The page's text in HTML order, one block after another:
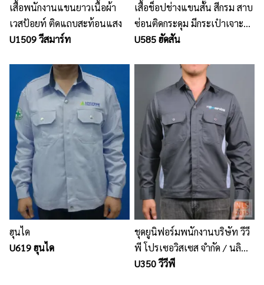
เสื้อพนักงานแขนยาวเนื้อผ้า
เวสป้อยท์ ติดแถบสะท้อนแสง
U1509 วีสมาร์ท
เสื้อช็อปช่างแขนสั้น สีกรม สาบ
ซ่อนติดกระดุม มีกระเป๋าเจาะ
ล้วงข้าง ปกสีแดง
U585 ฮัดสัน
ฮุนได
U619 ฮุนได
ชุดยูนิฟอร์มพนักงานบริษัท วีวี
พี โปรเซอวิสเซส จำกัด / นลิน
สิริ 2015 ศรีราชา จ.ชลบุรี รับ
U350 วีวีพี